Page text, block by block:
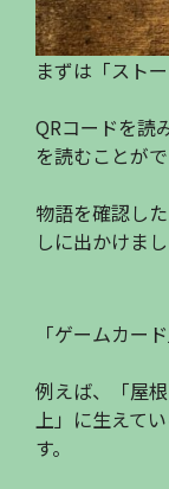
まずは「スト
QRコードを読
を読むことがで
物語を確認し
しに出かけまし
「ゲームカー
例えば、「屋
上」に生えて
す。